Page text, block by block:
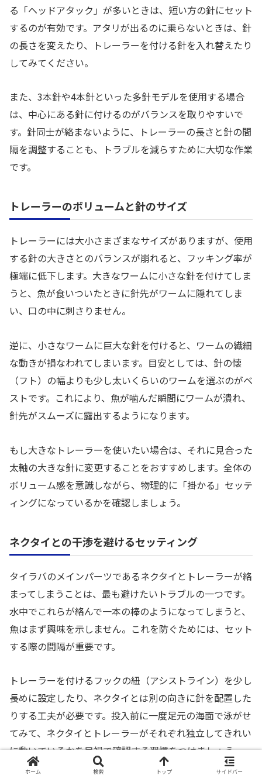
る「ヘッドアタック」が多いときは、短い方の針にセット
するのが有効です。アタリが出るのに乗らないときは、針
の長さを変えたり、トレーラーを付ける針を入れ替えたり
してみてください。
また、3本針や4本針といった多針モデルを使用する場合
は、中心にある針に付けるのがバランスを取りやすいで
す。針同士が絡まないように、トレーラーの長さと針の間
隔を調整することも、トラブルを減らすために大切な作業
です。
トレーラーのボリュームと針のサイズ
トレーラーには大小さまざまなサイズがありますが、使用
する針の大きさとのバランスが崩れると、フッキング率が
極端に低下します。大きなワームに小さな針を付けてしま
うと、魚が食いついたときに針先がワームに隠れてしま
い、口の中に刺さりません。
逆に、小さなワームに巨大な針を付けると、ワームの繊細
な動きが損なわれてしまいます。目安としては、針の懐
（フト）の幅よりも少し太いくらいのワームを選ぶのがベ
ストです。これにより、魚が噛んだ瞬間にワームが潰れ、
針先がスムーズに露出するようになります。
もし大きなトレーラーを使いたい場合は、それに見合った
太軸の大きな針に変更することをおすすめします。全体の
ボリューム感を意識しながら、物理的に「掛かる」セッテ
ィングになっているかを確認しましょう。
ネクタイとの干渉を避けるセッティング
タイラバのメインパーツであるネクタイとトレーラーが絡
まってしまうことは、最も避けたいトラブルの一つです。
水中でこれらが絡んで一本の棒のようになってしまうと、
魚はまず興味を示しません。これを防ぐためには、セット
する際の間隔が重要です。
トレーラーを付けるフックの紐（アシストライン）を少し
長めに設定したり、ネクタイとは別の向きに針を配置した
りする工夫が必要です。投入前に一度足元の海面で泳がせ
てみて、ネクタイとトレーラーがそれぞれ独立してきれい
に動いているかを目視で確認する習慣をつけましょう。
ホーム 検索 トップ サイドバー